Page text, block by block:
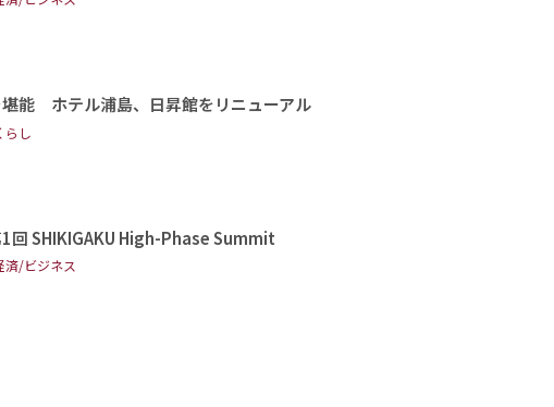
能 ホテル浦島、日昇館をリニューアル
らし
SHIKIGAKU High-Phase Summit
済/ビジネス